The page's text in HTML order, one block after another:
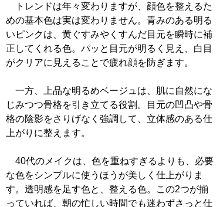
トレンドは年々変わりますが、顔色を整えるた
めの基本色は実は変わりません。青みのある明る
いピンクは、黄ぐすみやくすんだ目元を瞬時に補
正してくれる色。パッと目元が明るく見え、白目
がクリアに見えることで疲れ顔を防ぎます。
一方、上品な明るめベージュは、肌に自然にな
じみつつ骨格を引き立てる役割。目元の凹凸や骨
格の陰影をさりげなく強調して、立体感のある仕
上がりに整えます。
40代のメイクは、色を重ねすぎるよりも、必要
な色をシンプルに使うほうが美しく仕上がりま
す。透明感を足す色と、整える色。この2つが揃
っていれば、朝の忙しい時間でも迷わずさっと仕